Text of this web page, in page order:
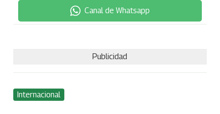
Canal de Whatsapp
Publicidad
Internacional